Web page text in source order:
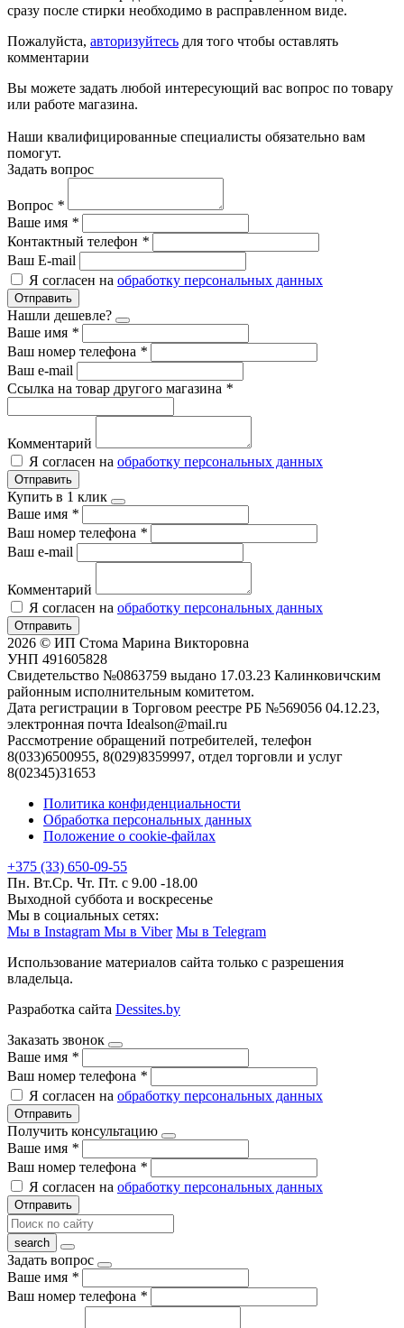
сразу после стирки необходимо в расправленном виде.
Пожалуйста, авторизуйтесь для того чтобы оставлять
комментарии
Вы можете задать любой интересующий вас вопрос по товару
или работе магазина.
Наши квалифицированные специалисты обязательно вам
помогут.
Задать вопрос
Вопрос *
Ваше имя *
Контактный телефон *
Ваш E-mail
Я согласен на обработку персональных данных
Отправить
Нашли дешевле?
Ваше имя *
Ваш номер телефона *
Ваш e-mail
Ссылка на товар другого магазина *
Комментарий
Я согласен на обработку персональных данных
Отправить
Купить в 1 клик
Ваше имя *
Ваш номер телефона *
Ваш e-mail
Комментарий
Я согласен на обработку персональных данных
Отправить
2026 © ИП Стома Марина Викторовна
УНП 491605828
Свидетельство №0863759 выдано 17.03.23 Калинковичским
районным исполнительным комитетом.
Дата регистрации в Торговом реестре РБ №569056 04.12.23,
электронная почта Idealson@mail.ru
Рассмотрение обращений потребителей, телефон
8(033)6500955, 8(029)8359997, отдел торговли и услуг
8(02345)31653
Политика конфиденциальности
Обработка персональных данных
Положение о cookie-файлах
+375 (33) 650-09-55
Пн. Вт.Ср. Чт. Пт. с 9.00 -18.00
Выходной суббота и воскресенье
Мы в социальных сетях:
Мы в Instagram Мы в Viber Мы в Telegram
Использование материалов сайта только с разрешения
владельца.
Разработка сайта Dessites.by
Заказать звонок
Ваше имя *
Ваш номер телефона *
Я согласен на обработку персональных данных
Отправить
Получить консультацию
Ваше имя *
Ваш номер телефона *
Я согласен на обработку персональных данных
Отправить
Задать вопрос
Ваше имя *
Ваш номер телефона *